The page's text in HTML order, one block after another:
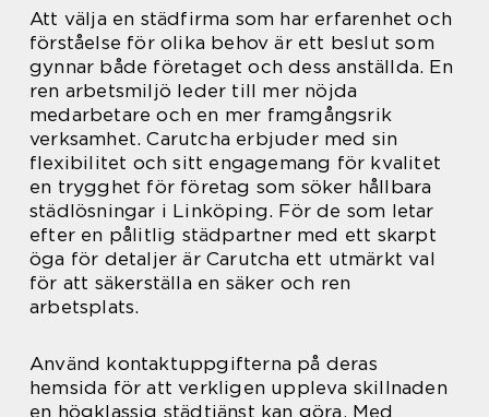
Att välja en städfirma som har erfarenhet och
förståelse för olika behov är ett beslut som
gynnar både företaget och dess anställda. En
ren arbetsmiljö leder till mer nöjda
medarbetare och en mer framgångsrik
verksamhet. Carutcha erbjuder med sin
flexibilitet och sitt engagemang för kvalitet
en trygghet för företag som söker hållbara
städlösningar i Linköping. För de som letar
efter en pålitlig städpartner med ett skarpt
öga för detaljer är Carutcha ett utmärkt val
för att säkerställa en säker och ren
arbetsplats.
Använd kontaktuppgifterna på deras
hemsida för att verkligen uppleva skillnaden
en högklassig städtjänst kan göra. Med